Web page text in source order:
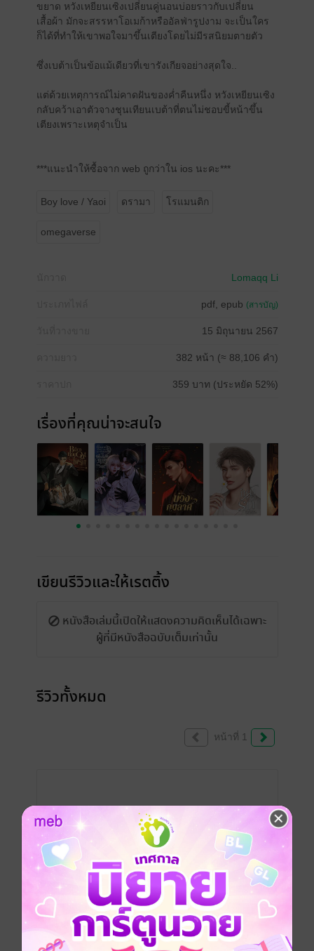
ขยาด หวังเหยียนเซิงเปลี่ยนคู่นอนบ่อยราวกับเปลี่ยน
เสื้อผ้า มักจะสรรหาโอเมก้าหรืออัลฟ่ารูปงาม จะเป็นใคร
ก็ได้ที่ทำให้เขาพอใจมาขึ้นเตียงโดยไม่มีรสนิยมตายตัว
ซึ่งเบต้าเป็นข้อแม้เดียวที่เขารังเกียจอย่างสุดใจ..
แต่ด้วยเหตุการณ์ไม่คาดฝันของค่ำคืนหนึ่ง หวังเหยียนเซิง
กลับคว้าเอาตัวจางชุนเทียนเบต้าที่ตนไม่ชอบขี้หน้าขึ้น
เตียงเพราะเหตุจำเป็น
***แนะนำให้ซื้อจาก web ถูกว่าใน ios นะคะ***
Boy love / Yaoi ดรามา โรแมนติก
omegaverse
Lomaqq Li
pdf, epub (สารบัญ)
15 มิถุนายน 2567
382 หน้า (≈ 88,106 คำ)
359 บาท (ประหยัด 52%)
เรื่องที่คุณน่าจะสนใจ
เขียนรีวิวและให้เรตติ้ง
หนังสือเล่มนี้เปิดให้แสดงความคิดเห็นได้เฉพาะ
ผู้ที่มีหนังสือฉบับเต็มเท่านั้น
รีวิวทั้งหมด
หน้าที่ 1
แสดงสปอยล์
แต่ในแง่ของการเรียบเรียงของเนื้อเรื่อง การ
บรรยายค่อนข้างดีเลย ฉากสถานที่ความคิดตัว
ละครก็ละเอียดมาก อ่านละอารมณ์ร่วมตาม
ตลอดเศร้าตามไปด้วย คำผิดแทบจะไม่ค่อยมี
ซึ่งดีมากๆ ใดๆก็เป็นกำลังใจให้คุณไรท์นะคะ
แล้วเดี๋ยวจะลองไปตามอ่านเรื่องอื่นก่อนนะคะ
เห็นว่ามีหลายแนวหลายพล็อตต่างๆกันที่น่า
สนใจเลย